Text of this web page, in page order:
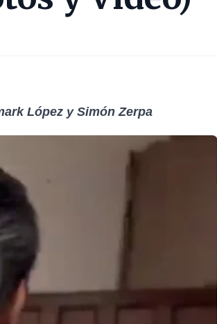
López y Simón Zerpa